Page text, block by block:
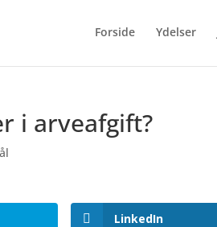
Forside Ydelser
i arveafgift?
LinkedIn